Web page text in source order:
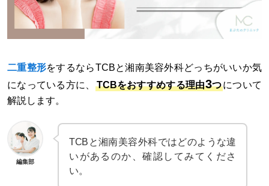
二重整形をするならTCBと湘南美容外科どっちがいいか気
になっている方に、
TCBをおすすめする理由3つについて
解説します。
編集部
TCBと湘南美容外科ではどのような違
いがあるのか、確認してみてくださ
い。